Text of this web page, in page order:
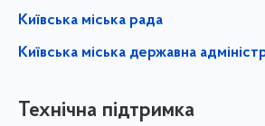
Київська міська рада
Київська міська державна
Технічна підтримка